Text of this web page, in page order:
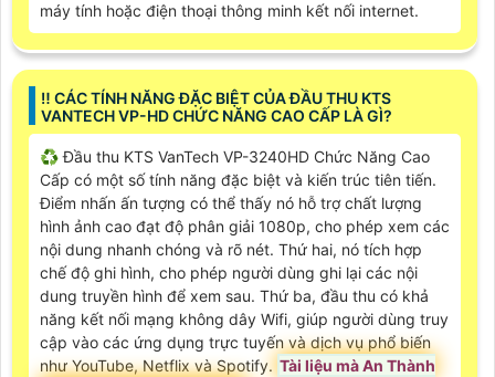
máy tính hoặc điện thoại thông minh kết nối internet.
‼️ CÁC TÍNH NĂNG ĐẶC BIỆT CỦA ĐẦU THU KTS
VANTECH VP-HD CHỨC NĂNG CAO CẤP LÀ GÌ?
♻️ Đầu thu KTS VanTech VP-3240HD Chức Năng Cao
Cấp có một số tính năng đặc biệt và kiến trúc tiên tiến.
Điểm nhấn ấn tượng có thể thấy nó hỗ trợ chất lượng
hình ảnh cao đạt độ phân giải 1080p, cho phép xem các
nội dung nhanh chóng và rõ nét. Thứ hai, nó tích hợp
chế độ ghi hình, cho phép người dùng ghi lại các nội
dung truyền hình để xem sau. Thứ ba, đầu thu có khả
năng kết nối mạng không dây Wifi, giúp người dùng truy
cập vào các ứng dụng trực tuyến và dịch vụ phổ biến
như YouTube, Netflix và Spotify. Tài liệu mà An Thành